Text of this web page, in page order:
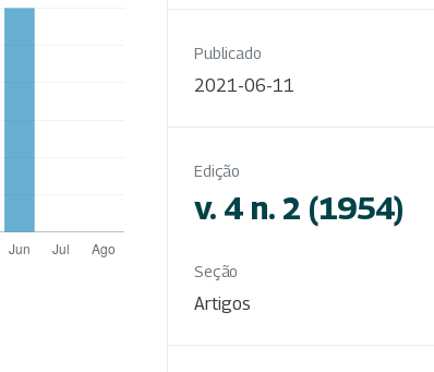
Publicado
2021-06-11
Edição
v. 4 n. 2 (1954)
Seção
Artigos